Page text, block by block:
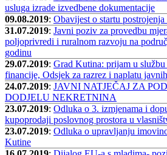
usluga izrade izvedbene dokumentacije
09.08.2019: Obavijest o startu
31.07.2019: Javni poziv za provedbu
poljoprivredi i ruralnom razvoju na
godinu
29.07.2019: Grad Kutina: prijam u
financije, Odsjek za razrez i naplatu
24.07.2019: JAVNI NATJEČAJ ZA
DODJELU NEKRETNINA
23.07.2019: Odluka o 3. izmjenama i
kupoprodaji poslovnog prostora u
23.07.2019: Odluka o upravljanju
Kutine